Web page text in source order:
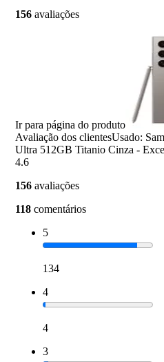
156 avaliações
Ir para página do produto
Avaliação dos clientesUsado:
Ultra 512GB Titanio Cinza -
4.6
156 avaliações
118 comentários
5
134
4
4
3